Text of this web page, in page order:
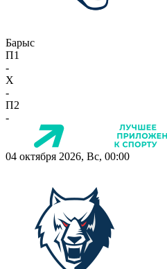
Барыс
П1
-
X
-
П2
-
04 октября 2026, Вс, 00:00